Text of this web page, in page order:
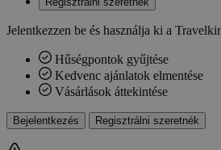
Jelentkezzen be és használja ki a
Hűségpontok gyűjtése
Kedvenc ajánlatok elmentése
Vásárlások áttekintése
Bejelentkezés Regisztrálni szeretnék